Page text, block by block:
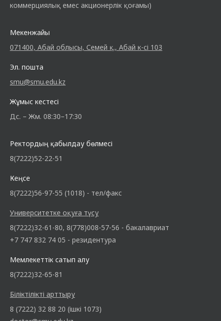
коммерциялық емес акционерлік қоғамы)
Мекенжайы
071400, Абай облысы, Семей қ., Абай к-сі 103
Эл. пошта
smu@smu.edu.kz
Жұмыс кестесі
Дс. – Жм. 08:30–17:30
Ректордың қабылдау бөлмесі
8(7222)52-22-51
Кеңсе
8(7222)56-97-55 (1018) - тел/факс
Университетке оқуға түсу
8(7222)32-61-80, 8(778)008-57-56 - бакалавриат
+7 747 832 74 05 - резидентура
Мемлекеттік сатып алу
8(7222)32-65-81
Біліктілікті арттыру
8 (7222) 32 88 20 (ішкі 1073)